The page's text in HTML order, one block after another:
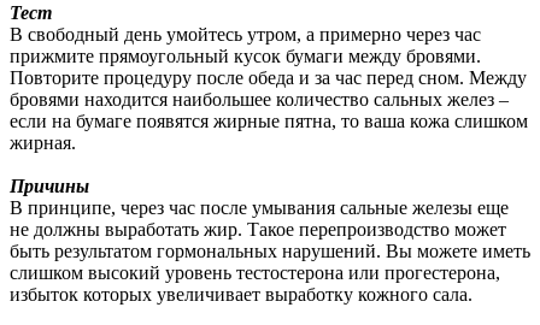
Тест
В свободный день умойтесь утром, а примерно через час
прижмите прямоугольный кусок бумаги между бровями.
Повторите процедуру после обеда и за час перед сном. Между
бровями находится наибольшее количество сальных желез –
если на бумаге появятся жирные пятна, то ваша кожа слишком
жирная.
Причины
В принципе, через час после умывания сальные железы еще
не должны выработать жир. Такое перепроизводство может
быть результатом гормональных нарушений. Вы можете иметь
слишком высокий уровень тестостерона или прогестерона,
избыток которых увеличивает выработку кожного сала.